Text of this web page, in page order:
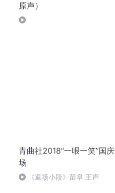
原声）
青曲社2018“一哏一笑”国庆
场
《返场小段》苗阜 王声